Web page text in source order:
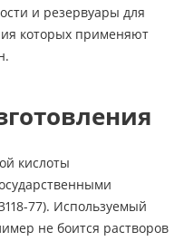
и резервуары для
которых применяют
кислоты
77). Используемый
не боится растворов